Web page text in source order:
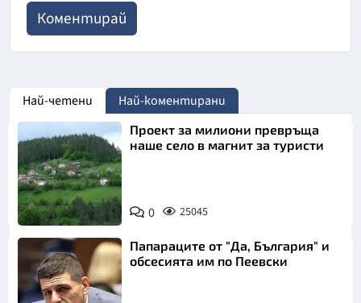
Най-четени Най-коментирани
Проект за милиони превръща
наше село в магнит за туристи
0 25045
Папараците от "Да, България" и
обсесията им по Пеевски